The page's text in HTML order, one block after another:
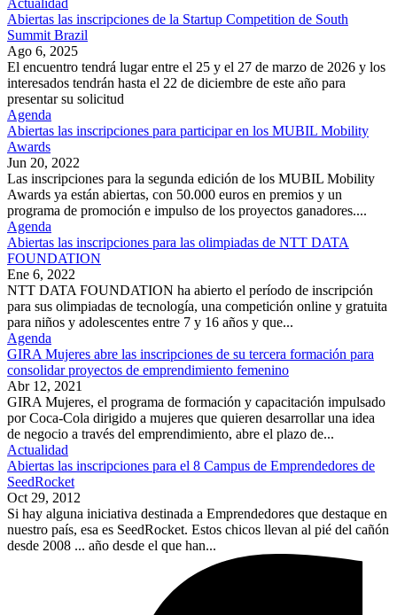
Abiertas las inscripciones de la Startup Competition de South
Summit Brazil
Ago 6, 2025
El encuentro tendrá lugar entre el 25 y el 27 de marzo de 2026 y los
interesados tendrán hasta el 22 de diciembre de este año para
presentar su solicitud
Agenda
Abiertas las inscripciones para participar en los MUBIL Mobility
Awards
Jun 20, 2022
Las inscripciones para la segunda edición de los MUBIL Mobility
Awards ya están abiertas, con 50.000 euros en premios y un
programa de promoción e impulso de los proyectos ganadores....
Agenda
Abiertas las inscripciones para las olimpiadas de NTT DATA
FOUNDATION
Ene 6, 2022
NTT DATA FOUNDATION ha abierto el período de inscripción
para sus olimpiadas de tecnología, una competición online y gratuita
para niños y adolescentes entre 7 y 16 años y que...
Agenda
GIRA Mujeres abre las inscripciones de su tercera formación para
consolidar proyectos de emprendimiento femenino
Abr 12, 2021
GIRA Mujeres, el programa de formación y capacitación impulsado
por Coca-Cola dirigido a mujeres que quieren desarrollar una idea
de negocio a través del emprendimiento, abre el plazo de...
Actualidad
Abiertas las inscripciones para el 8 Campus de Emprendedores de
SeedRocket
Oct 29, 2012
Si hay alguna iniciativa destinada a Emprendedores que destaque en
nuestro país, esa es SeedRocket. Estos chicos llevan al pié del cañón
desde 2008 ... año desde el que han...